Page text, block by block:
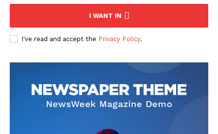
I WANT IN
I've read and accept the Privacy Policy.